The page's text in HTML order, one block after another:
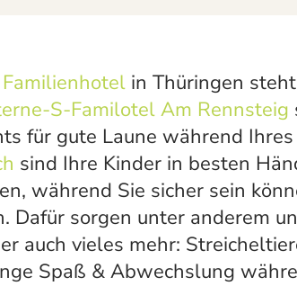
in Thüringen
S-Familotel Am Rennsteig
für gute Laune während Ihres
sind Ihre Kinder in besten
während Sie sicher sein
Dafür sorgen unter anderem
auch vieles mehr:
Spaß & Abwechslung